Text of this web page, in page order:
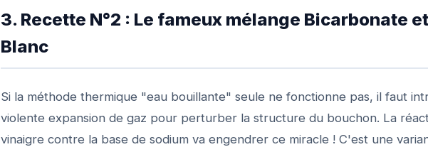
3. Recette N°2 : Le fameux mélange Bicarbonate
Blanc
Si la méthode thermique "eau bouillante" seule ne fonctionne pas, il faut
violente expansion de gaz pour perturber la structure du bouchon. La
vinaigre contre la base de sodium va engendrer ce miracle ! C'est une